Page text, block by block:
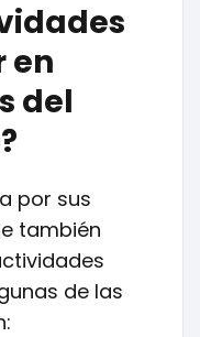
en
del
por sus
también
de las